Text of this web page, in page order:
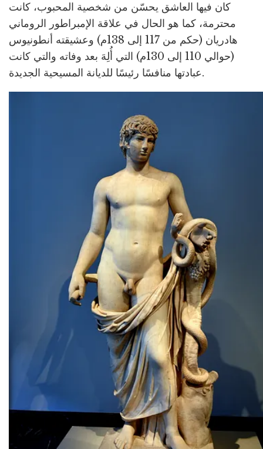
كان فيها العاشق يحسّن من شخصية المحبوب، كانت
محترمة، كما هو الحال في علاقة الإمبراطور الروماني
هادريان (حكم من 117 إلى 138م) وعشيقته أنطونيوس
(حوالي 110 إلى 130م) التي أُلِهَ بعد وفاته والتي كانت
عبادتها منافسًا رئيسًا للديانة المسيحية الجديدة.